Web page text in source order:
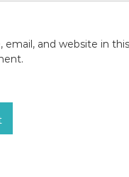
email, and website in